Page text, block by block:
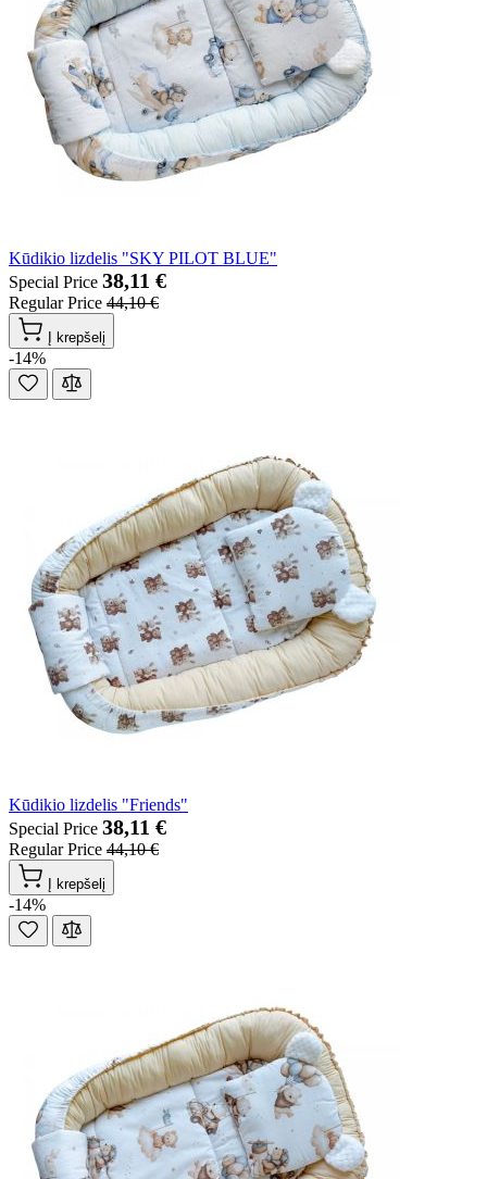
Kūdikio lizdelis "SKY PILOT BLUE"
Special Price 38,11 €
Regular Price 44,10 €
Į krepšelį
-14%
Kūdikio lizdelis "Friends"
Special Price 38,11 €
Regular Price 44,10 €
Į krepšelį
-14%